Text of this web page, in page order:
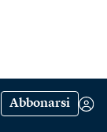
Abbonarsi